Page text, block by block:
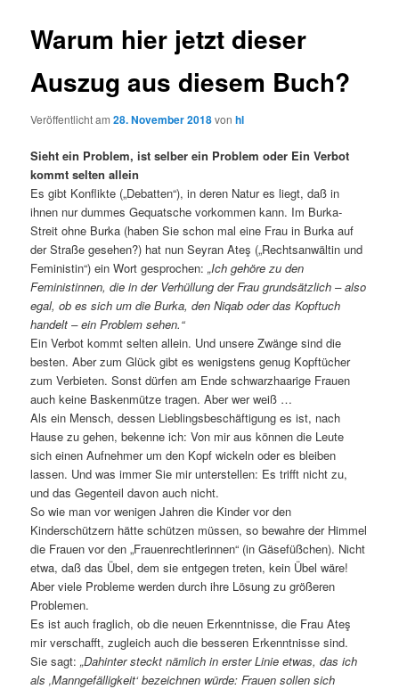
Warum hier jetzt dieser
Auszug aus diesem Buch?
Veröffentlicht am28. November 2018vonhl
Sieht ein Problem, ist selber ein Problem oder Ein Verbot
kommt selten allein
Es gibt Konflikte („Debatten“), in deren Natur es liegt, daß in
ihnen nur dummes Gequatsche vorkommen kann. Im Burka-
Streit ohne Burka (haben Sie schon mal eine Frau in Burka auf
der Straße gesehen?) hat nun Seyran Ateş („Rechtsanwältin und
Feministin“) ein Wort gesprochen: „Ich gehöre zu den
Feministinnen, die in der Verhüllung der Frau grundsätzlich – also
egal, ob es sich um die Burka, den Niqab oder das Kopftuch
handelt – ein Problem sehen.“
Ein Verbot kommt selten allein. Und unsere Zwänge sind die
besten. Aber zum Glück gibt es wenigstens genug Kopftücher
zum Verbieten. Sonst dürfen am Ende schwarzhaarige Frauen
auch keine Baskenmütze tragen. Aber wer weiß …
Als ein Mensch, dessen Lieblingsbeschäftigung es ist, nach
Hause zu gehen, bekenne ich: Von mir aus können die Leute
sich einen Aufnehmer um den Kopf wickeln oder es bleiben
lassen. Und was immer Sie mir unterstellen: Es trifft nicht zu,
und das Gegenteil davon auch nicht.
So wie man vor wenigen Jahren die Kinder vor den
Kinderschützern hätte schützen müssen, so bewahre der Himmel
die Frauen vor den „Frauenrechtlerinnen“ (in Gäsefüßchen). Nicht
etwa, daß das Übel, dem sie entgegen treten, kein Übel wäre!
Aber viele Probleme werden durch ihre Lösung zu größeren
Problemen.
Es ist auch fraglich, ob die neuen Erkenntnisse, die Frau Ateş
mir verschafft, zugleich auch die besseren Erkenntnisse sind.
Sie sagt:„Dahinter steckt nämlich in erster Linie etwas, das ich
als ‚Manngefälligkeit‘ bezeichnen würde: Frauen sollen sich